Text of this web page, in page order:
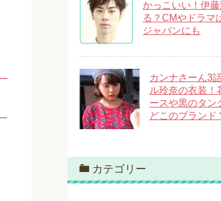
かっこいい！伊
る？CMやドラマ
ジャパンにも
カンナさーん3
ル玲奈の衣装！
ースや黒のタン
どこのブランド
カテゴリー